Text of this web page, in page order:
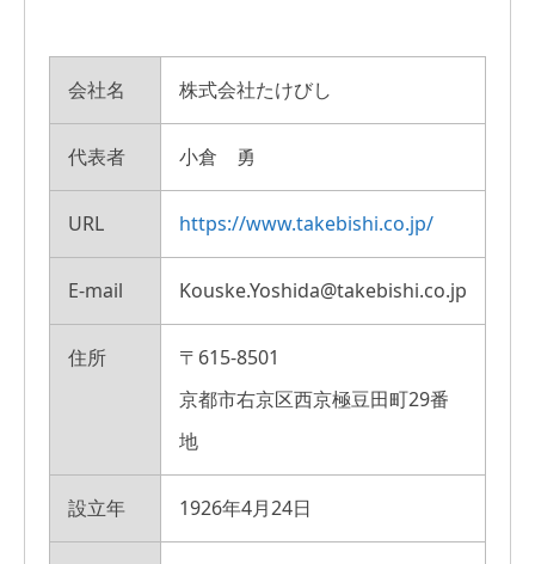
会社名 株式会社たけびし
代表者 小倉 勇
URL https://www.takebishi.co.jp/
E-mail Kouske.Yoshida@takebishi.co.jp
住所
〒615-8501
京都市右京区西京極豆田町29番
地
設立年 1926年4月24日